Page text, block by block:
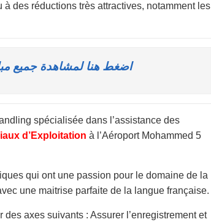
des réductions très attractives, notamment les
اضغط هنا لمشاهدة جميع
spécialisée dans l’assistance des
d’Exploitation à l’Aéroport Mohammed 5
qui ont une passion pour le domaine de la
une maitrise parfaite de la langue française.
axes suivants : Assurer l’enregistrement et